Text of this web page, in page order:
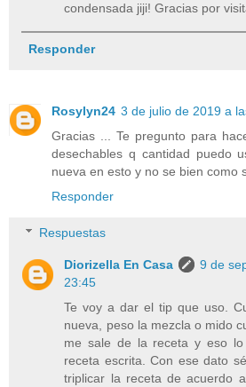
condensada jiji! Gracias por
Responder
Rosylyn24 3 de julio de 2019 a
Gracias ... Te pregunto para
desechables q cantidad puedo
nueva en esto y no se bien como
Responder
Respuestas
Diorizella En Casa
9 de
23:45
Te voy a dar el tip que uso.
nueva, peso la mezcla o mido
me sale de la receta y eso
receta escrita. Con ese dato
triplicar la receta de acuerdo